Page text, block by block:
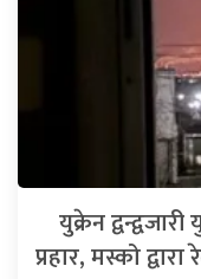
युक्रेन
प्रहार, मस्को